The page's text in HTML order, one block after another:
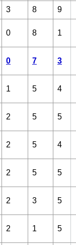
3 8 9
0 8 1
0 7 3
1 5 4
2 5 5
2 5 4
2 5 5
2 3 5
2 1 5